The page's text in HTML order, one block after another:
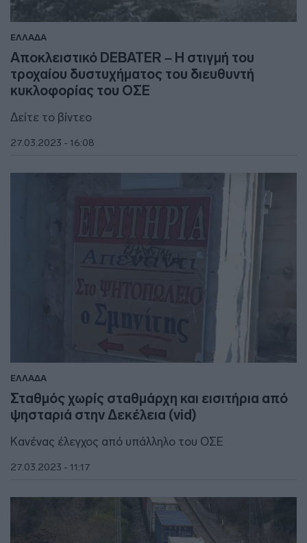
ΕΛΛΑΔΑ
Αποκλειστικό DEBATER – Η στιγμή του
τροχαίου δυστυχήματος του διευθυντή
κυκλοφορίας του ΟΣΕ
Δείτε το βίντεο
27.03.2023 - 16:08
ΕΛΛΑΔΑ
Σταθμός χωρίς σταθμάρχη και εισιτήρια από
ψησταριά στην Δεκέλεια (vid)
Κανένας έλεγχος από υπάλληλο του ΟΣΕ
27.03.2023 - 11:17